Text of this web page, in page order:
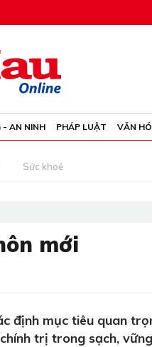
- AN NINH PHÁP LUẬT VĂN
Sức khoẻ
mới
định mục tiêu quan
trị trong sạch, vững